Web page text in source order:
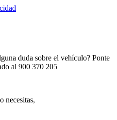
duda sobre el vehículo? Ponte
al 900 370 205
necesitas,